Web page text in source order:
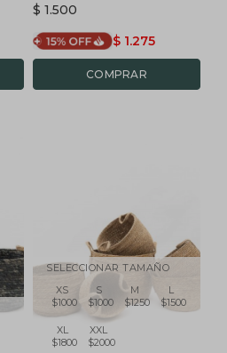
$ 1.500
$ 1.275
SELECCIONAR TAMAÑO
XS
$1000
S
$1000
M
$1250
L
$1500
XL
$1800
XXL
$2000